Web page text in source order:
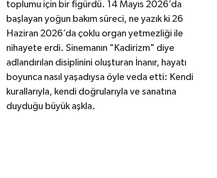
toplumu için bir figürdü. 14 Mayıs 2026’da
başlayan yoğun bakım süreci, ne yazık ki 26
Haziran 2026’da çoklu organ yetmezliği ile
nihayete erdi. Sinemanın "Kadirizm" diye
adlandırılan disiplinini oluşturan İnanır, hayatı
boyunca nasıl yaşadıysa öyle veda etti: Kendi
kurallarıyla, kendi doğrularıyla ve sanatına
duyduğu büyük aşkla.